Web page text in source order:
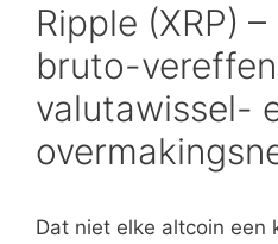
Ripple (XRP)
bruto-
valutawissel-
Dat niet elke altcoin een